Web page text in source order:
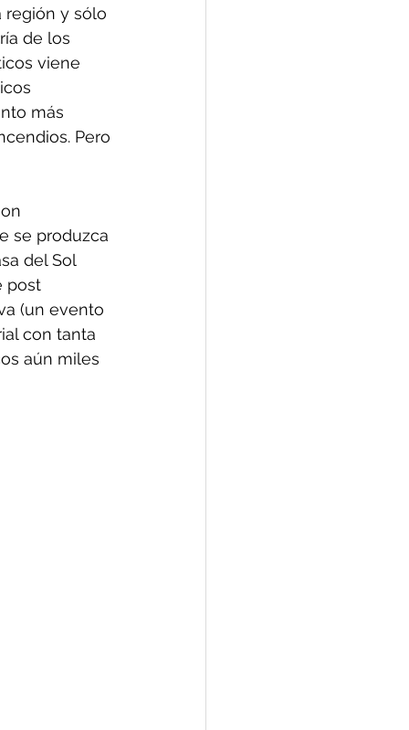
región y sólo
de los
viene
más
Pero
se produzca
del Sol
post
(un evento
con tanta
aún miles